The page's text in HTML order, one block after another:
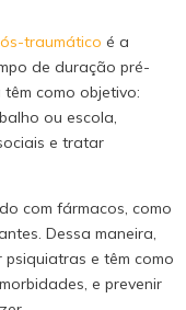
traumático é a
de duração pré-
como objetivo:
ou escola,
e tratar
com fármacos, como
Dessa maneira,
psiquiatras e têm como
e prevenir